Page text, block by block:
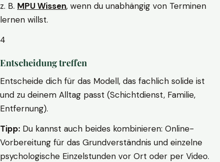
z. B. MPU Wissen, wenn du unabhängig von Terminen
lernen willst.
4
Entscheidung treffen
Entscheide dich für das Modell, das fachlich solide ist
und zu deinem Alltag passt (Schichtdienst, Familie,
Entfernung).
Tipp: Du kannst auch beides kombinieren: Online-
Vorbereitung für das Grundverständnis und einzelne
psychologische Einzelstunden vor Ort oder per Video.